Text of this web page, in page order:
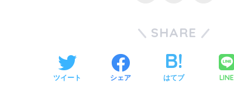
SHARE
ツイート シェア はてブ LINE